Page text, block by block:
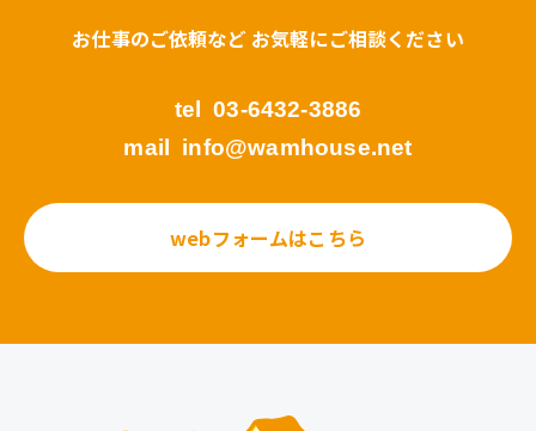
お仕事のご依頼など お気軽にご相談ください
tel 03-6432-3886
mail info@wamhouse.net
webフォームはこちら